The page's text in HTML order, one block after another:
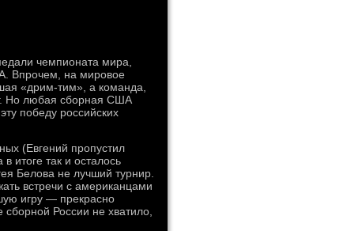
чемпионата мира,
Впрочем, на мировое
«дрим-тим», а команда,
Но любая сборная США
победу российских
(Евгений пропустил
итоге так и осталось
Белова не лучший турнир.
встречи с американцами
игру — прекрасно
России не хватило,